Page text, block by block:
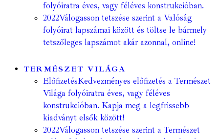
folyóiratra éves, vagy féléves konstrukcióban.
2022Válogasson tetszése szerint a Valóság
folyóirat lapszámai között és töltse le bármely
tetszőleges lapszámot akár azonnal, online!
TERMÉSZET VILÁGA
ElőfizetésKedvezményes előfizetés a Természet
Világa folyóiratra éves, vagy féléves
konstrukcióban. Kapja meg a legfrissebb
kiadványt elsők között!
2022Válogasson tetszése szerint a Természet